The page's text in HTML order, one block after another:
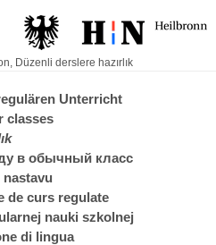
, Düzenli derslere hazırlık
Unterricht
classes
в обычный класс
de curs regulate
nauki szkolnej
di lingua